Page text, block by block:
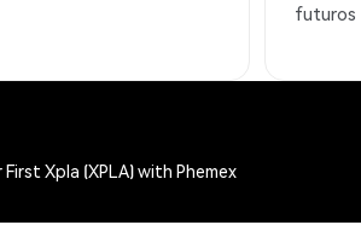
futuros
Xpla (XPLA) with Phemex